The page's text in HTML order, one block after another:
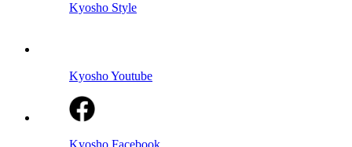
Kyosho Style
Kyosho Youtube